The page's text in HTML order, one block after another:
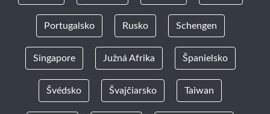
Portugalsko Rusko Schengen
Singapore Južná Afrika Španielsko
Švédsko Švajčiarsko Taiwan